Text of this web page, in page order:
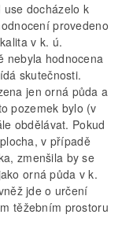
docházelo k
provedeno
v k. ú.
nebyla hodnocena
skutečnosti.
jen orná půda a
pozemek bylo (v
obdělávat. Pokud
v případě
zmenšila by se
orná půda v k.
jde o určení
těžebním prostoru